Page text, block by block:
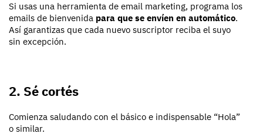
Si usas una herramienta de email marketing, programa los
emails de bienvenida para que se envíen en automático.
Así garantizas que cada nuevo suscriptor reciba el suyo
sin excepción.
2. Sé cortés
Comienza saludando con el básico e indispensable “Hola”
o similar.